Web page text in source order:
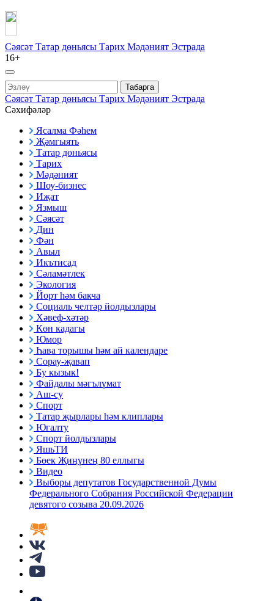
Сәясәт Татар дөньясы Тарих Мәдәният Эстрада
16+
Табарга
Сәясәт Татар дөньясы Тарих Мәдәният Эстрада
Сәхифәләр
Ясалма Фәһем
Җәмгыять
Татар дөньясы
Тарих
Мәдәният
Шоу-бизнес
Иҗат
Язмыш
Сәясәт
Дин
Фән
Авыл
Икътисад
Сәламәтлек
Экология
Йорт һәм бакча
Социаль челтәр йолдызлары
Хәвеф-хәтәр
Көн кадагы
Юмор
Һава торышы һәм ай календаре
Сорау-җавап
Бу кызык!
Файдалы мәгълүмат
Аш-су
Спорт
Татар җырлары һәм клиплары
Югалту
Спорт йолдызлары
ЯшьТИ
Бөек Җиңүнең 80 еллыгы
Видео
Выборы депутатов Государственной Думы
Федерального Собрания Российской Федерации
девятого созыва 20.09.2026